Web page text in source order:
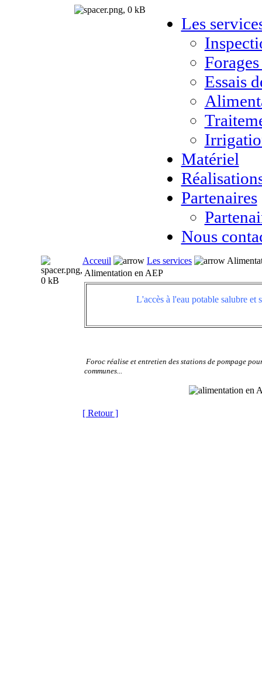
Les
Essais
Matériel
Partenaires
Nous
Acceuil Les services
Alimentation en AEP
L'accès à l'eau potable salubre et
Foroc réalise et entretien des stations de pompage
communes...
[ Retour ]